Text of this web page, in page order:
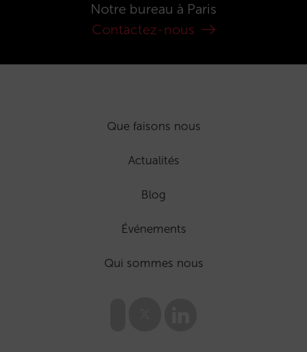
Notre bureau à Paris
Contactez-nous
Que faisons nous
Actualités
Blog
Événements
Qui sommes nous